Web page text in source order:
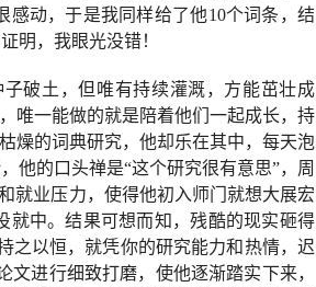
动，于是我同样给了他10个词条，结
明，我眼光没错！
破土，但唯有持续灌溉，方能茁壮成
唯一能做的就是陪着他们一起成长，持
燥的词典研究，他却乐在其中，每天泡
他的口头禅是“这个研究很有意思”，周
就业压力， 使得他初入师门就想大展宏
就中。结果可想而知，残酷的现实砸得
之以恒，就凭你的研究能力和热情，迟
文进行细致打磨，使他逐渐踏实下来，